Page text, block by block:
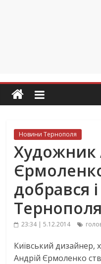
Новини Тернополя
Художник
добрався
23:34 | 5.12.2014
Київський дизайнер,
Андрій Єрмоленко